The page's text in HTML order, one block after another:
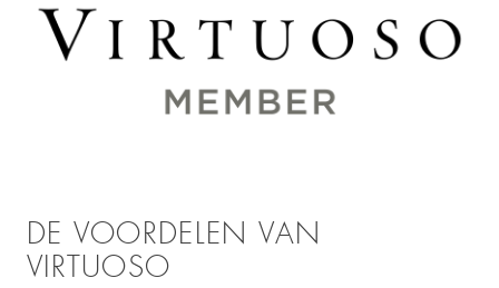
DE VOORDELEN VAN
VIRTUOSO